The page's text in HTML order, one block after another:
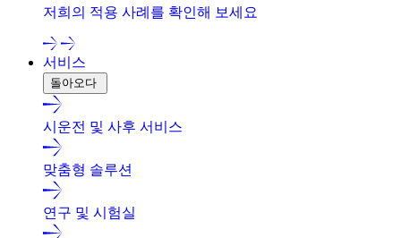
저희의 적용 사례를 확인해 보세요
서비스
돌아오다
시운전 및 사후 서비스
맞춤형 솔루션
연구 및 시험실